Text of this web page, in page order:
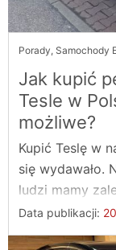
Porady Samochody
Jak kupić
Tesle w
możliwe?
Kupić Teslę w
się wydawało.
ludzi mamy
Data publikacji: